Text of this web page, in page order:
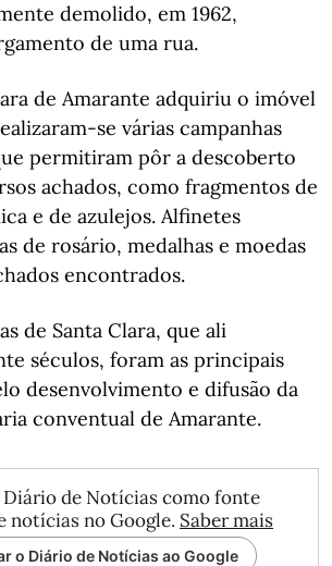
demolido, em 1962,
de uma rua.
de Amarante adquiriu o imóvel
se várias campanhas
permitiram pôr a descoberto
achados, como fragmentos de
e de azulejos. Alfinetes
de rosário, medalhas e moedas
encontrados.
de Santa Clara, que ali
séculos, foram as principais
desenvolvimento e difusão da
conventual de Amarante.
Diário de Notícias como fonte
notícias no Google. Saber mais
o Diário de Notícias ao Google